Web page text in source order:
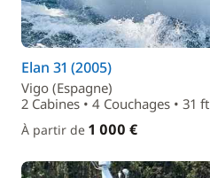
Elan 31 (2005)
Vigo (Espagne)
2 Cabines • 4 Couchages • 31 ft
À partir de 1 000 €